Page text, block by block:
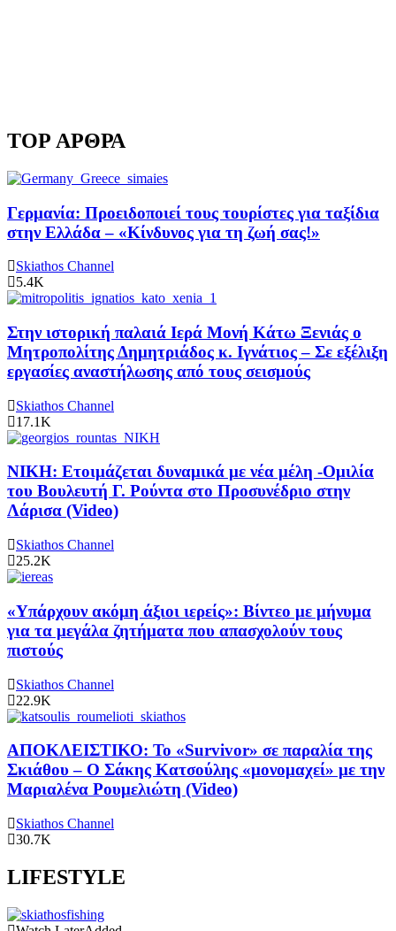
TOP ΑΡΘΡΑ
Γερμανία: Προειδοποιεί τους τουρίστες για ταξίδια
στην Ελλάδα – «Κίνδυνος για τη ζωή σας!»
Skiathos Channel
5.4K
Στην ιστορική παλαιά Ιερά Μονή Κάτω Ξενιάς ο
Μητροπολίτης Δημητριάδος κ. Ιγνάτιος – Σε εξέλιξη
εργασίες αναστήλωσης από τους σεισμούς
Skiathos Channel
17.1K
ΝΙΚΗ: Ετοιμάζεται δυναμικά με νέα μέλη -Ομιλία
του Βουλευτή Γ. Ρούντα στο Προσυνέδριο στην
Λάρισα (Video)
Skiathos Channel
25.2K
«Υπάρχουν ακόμη άξιοι ιερείς»: Βίντεο με μήνυμα
για τα μεγάλα ζητήματα που απασχολούν τους
πιστούς
Skiathos Channel
22.9K
ΑΠΟΚΛΕΙΣΤΙΚΟ: Το «Survivor» σε παραλία της
Σκιάθου – Ο Σάκης Κατσούλης «μονομαχεί» με την
Μαριαλένα Ρουμελιώτη (Video)
Skiathos Channel
30.7K
LIFESTYLE